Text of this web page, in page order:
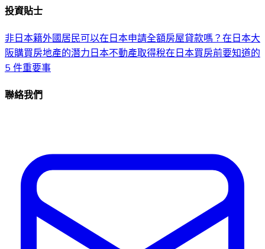
投資貼士
非日本籍外國居民可以在日本申請全額房屋貸款嗎？在日本大
阪購買房地產的潛力 日本不動產取得稅在日本買房前要知道的
5 件重要事
聯絡我們